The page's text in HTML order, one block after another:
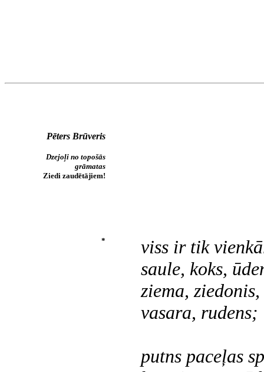
Pēters Brūveris
Dzejoļi no topošās
grāmatas
Ziedi zaudētājiem!
*
viss ir tik
saule, koks,
ziema, ziedonis,
vasara, rudens;
putns paceļas